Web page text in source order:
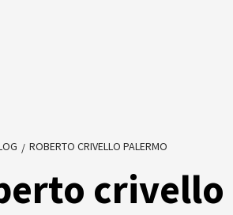
ROBERTO CRIVELLO PALERMO
crivello